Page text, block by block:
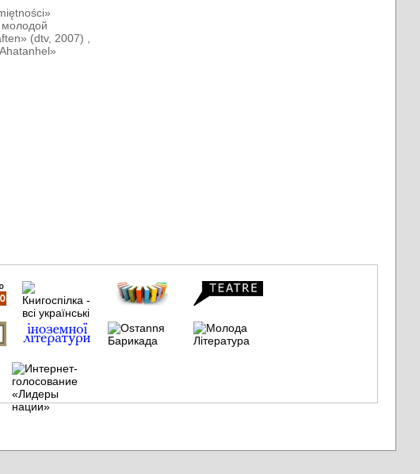
молодой
(dtv, 2007) ,